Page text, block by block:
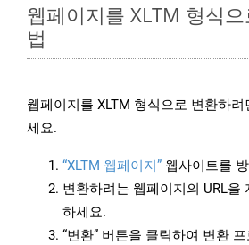
웹페이지를 XLTM 형식
법
웹페이지를 XLTM 형식으로 변환하
세요.
“XLTM 웹페이지” 웹사이트를
변환하려는 웹페이지의 URL을
하세요.
“변환” 버튼을 클릭하여 변환